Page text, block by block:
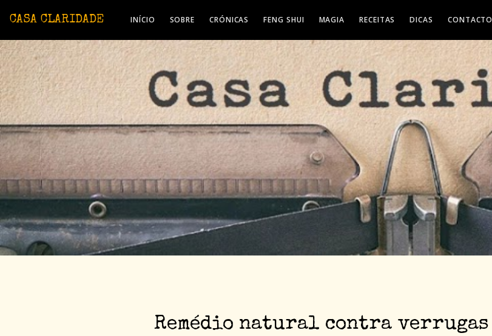
CASA CLARIDADE INÍCIO SOBRE CRÓNICAS FENG SHUI MAGIA RECEITAS DICAS CONTACTO
Remédio natural contra verrugas